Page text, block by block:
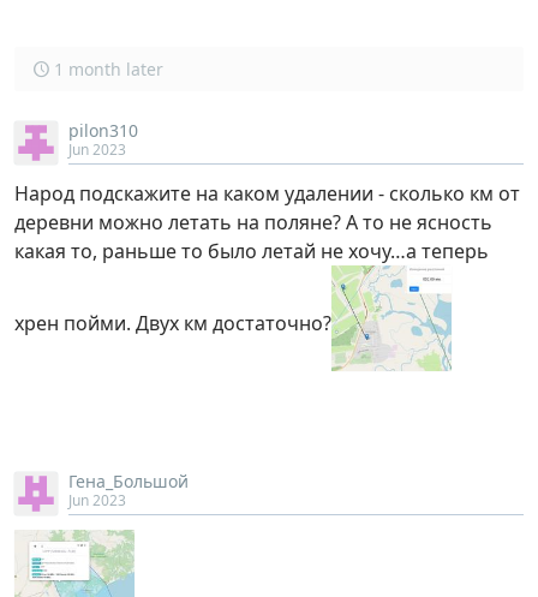
1 month later
pilon310
Jun 2023
Народ подскажите на каком удалении - сколько км от
деревни можно летать на поляне? А то не ясность
какая то, раньше то было летай не хочу…а теперь
хрен пойми. Двух км достаточно?
Гена_Большой
Jun 2023